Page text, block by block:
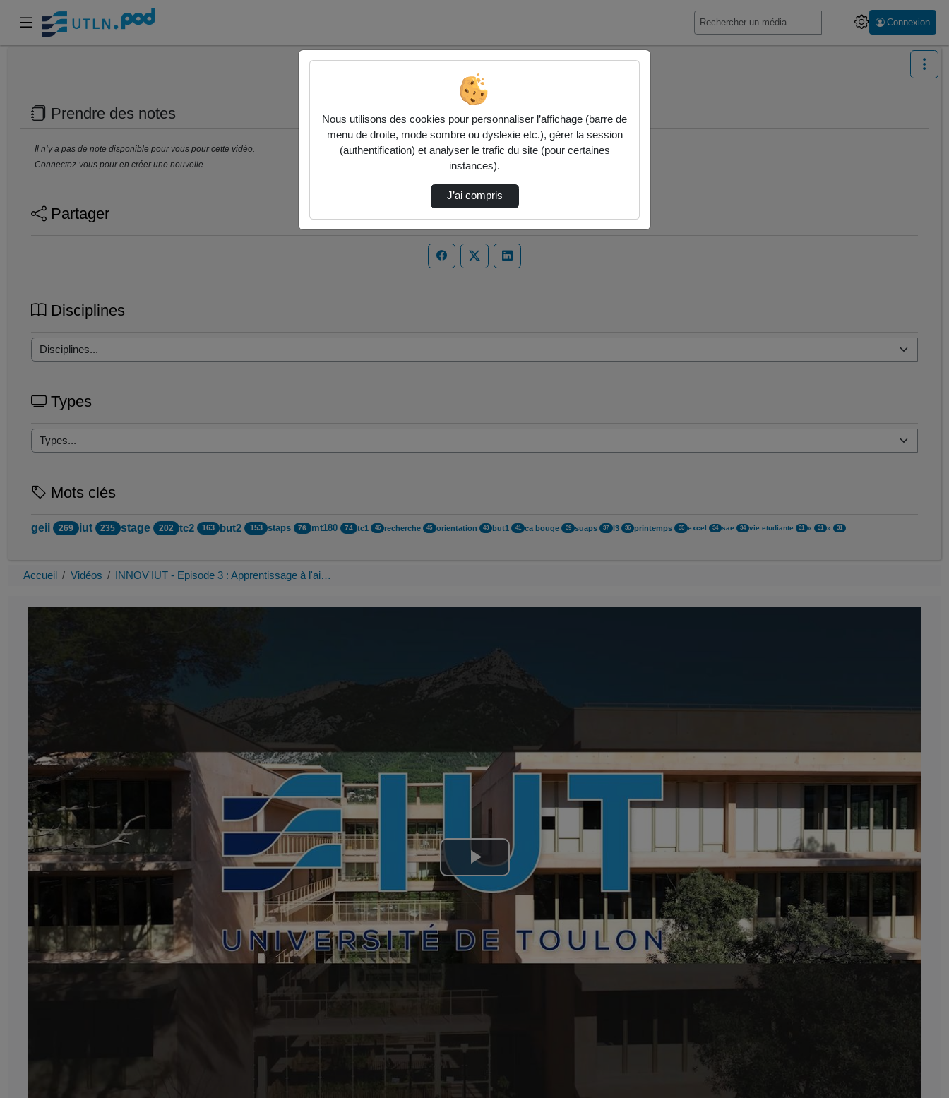
Connexion
Prendre des notes
Il n’y a pas de note disponible pour vous pour cette vidéo.
Connectez-vous pour en créer une nouvelle.
Partager
Disciplines
Types
Mots clés
geii 269 iut 235 stage 202 tc2 163 but2 153 staps 76 mt180 74 tc1 46 recherche 45 orientation 43 but1 41 ca bouge 39 suaps 37 l3 36 printemps 35 excel 34 sae 34 vie etudiante 31 « 31 » 31
Accueil Vidéos INNOV'IUT - Episode 3 : Apprentissage à l'ai…
Lire
vidéo
Nous utilisons des cookies pour personnaliser l’affichage (barre de
menu de droite, mode sombre ou dyslexie etc.), gérer la session
(authentification) et analyser le trafic du site (pour certaines
instances).
J’ai compris